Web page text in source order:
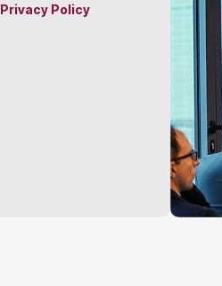
Privacy Policy